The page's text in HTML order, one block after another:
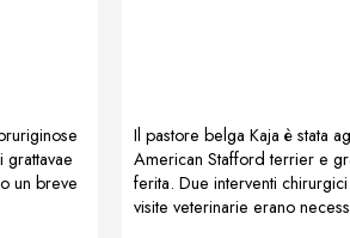
grattavae
un breve
Il pastore belga Kaja è stata
American Stafford terrier e
ferita. Due interventi
visite veterinarie erano